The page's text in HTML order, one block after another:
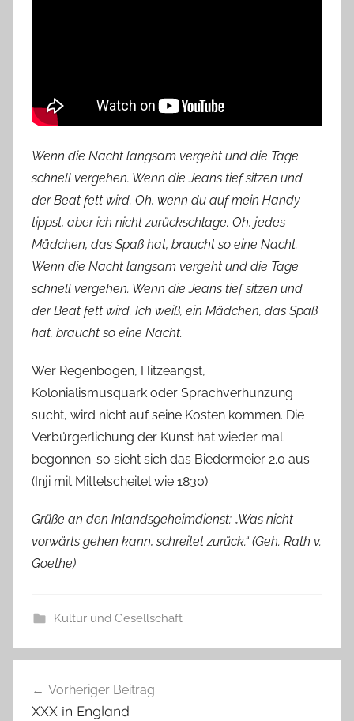
Wenn die Nacht langsam vergeht und die Tage
schnell vergehen. Wenn die Jeans tief sitzen und
der Beat fett wird. Oh, wenn du auf mein Handy
tippst, aber ich nicht zurückschlage. Oh, jedes
Mädchen, das Spaß hat, braucht so eine Nacht.
Wenn die Nacht langsam vergeht und die Tage
schnell vergehen. Wenn die Jeans tief sitzen und
der Beat fett wird. Ich weiß, ein Mädchen, das Spaß
hat, braucht so eine Nacht.
Wer Regenbogen, Hitzeangst,
Kolonialismusquark oder Sprachverhunzung
sucht, wird nicht auf seine Kosten kommen. Die
Verbürgerlichung der Kunst hat wieder mal
begonnen. so sieht sich das Biedermeier 2.0 aus
(Inji mit Mittelscheitel wie 1830).
Grüße an den Inlandsgeheimdienst: „Was nicht
vorwärts gehen kann, schreitet zurück.“ (Geh. Rath v.
Goethe)
Kultur und Gesellschaft
Vorheriger Beitrag
XXX in England